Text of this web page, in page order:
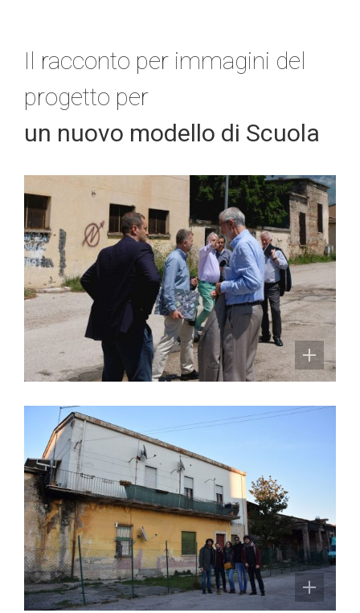
Il racconto per immagini del
progetto per
un nuovo modello di Scuola
L’architetto condotto
I sopralluoghi e gli incontri di lavoro
Il processo partecipato
Gli architetti condotti si confrontano
con le associazioni e gli abitanti